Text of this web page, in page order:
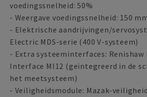
voedingssnelheid: 50%
- Weergave voedingssnelheid: 150
- Elektrische aandrijvingen/
Electric MDS-serie (400 V-systeem)
- Extra systeeminterfaces: Renishaw
Interface MI12 (geïntegreerd in de
het meetsysteem)
- Veiligheidsmodule: Mazak-